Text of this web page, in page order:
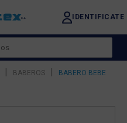
IDENTIFICATE
| BABEROS |
BABERO BEBE